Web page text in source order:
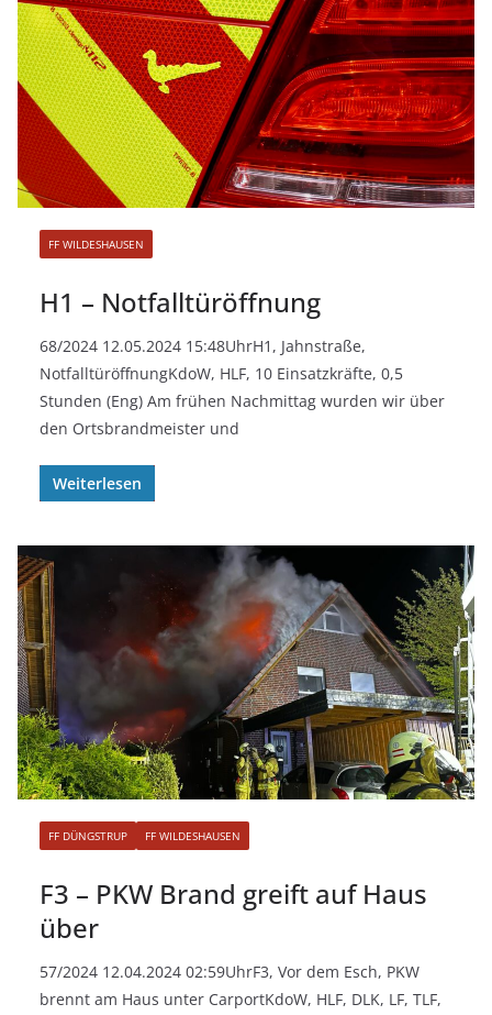
FF WILDESHAUSEN
H1 – Notfalltüröffnung
68/2024 12.05.2024 15:48UhrH1, Jahnstraße,
NotfalltüröffnungKdoW, HLF, 10 Einsatzkräfte, 0,5
Stunden (Eng) Am frühen Nachmittag wurden wir über
den Ortsbrandmeister und
Weiterlesen
FF DÜNGSTRUP FF WILDESHAUSEN
F3 – PKW Brand greift auf Haus
über
57/2024 12.04.2024 02:59UhrF3, Vor dem Esch, PKW
brennt am Haus unter CarportKdoW, HLF, DLK, LF, TLF,